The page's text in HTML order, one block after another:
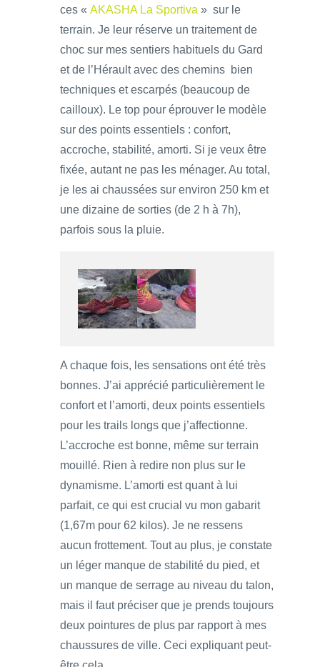
ces « AKASHA La Sportiva » sur le
terrain. Je leur réserve un traitement de
choc sur mes sentiers habituels du Gard
et de l’Hérault avec des chemins bien
techniques et escarpés (beaucoup de
cailloux). Le top pour éprouver le modèle
sur des points essentiels : confort,
accroche, stabilité, amorti. Si je veux être
fixée, autant ne pas les ménager. Au total,
je les ai chaussées sur environ 250 km et
une dizaine de sorties (de 2 h à 7h),
parfois sous la pluie.
A chaque fois, les sensations ont été très
bonnes. J’ai apprécié particulièrement le
confort et l’amorti, deux points essentiels
pour les trails longs que j’affectionne.
L’accroche est bonne, même sur terrain
mouillé. Rien à redire non plus sur le
dynamisme. L’amorti est quant à lui
parfait, ce qui est crucial vu mon gabarit
(1,67m pour 62 kilos). Je ne ressens
aucun frottement. Tout au plus, je constate
un léger manque de stabilité du pied, et
un manque de serrage au niveau du talon,
mais il faut préciser que je prends toujours
deux pointures de plus par rapport à mes
chaussures de ville. Ceci expliquant peut-